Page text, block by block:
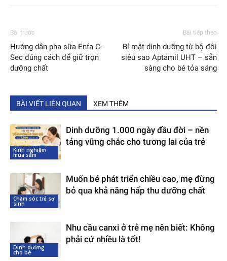
Bài trước
Hướng dẫn pha sữa Enfa C-
Sec đúng cách để giữ trọn
dưỡng chất
Bài tiếp theo
Bí mật dinh dưỡng từ bộ đôi
siêu sao Aptamil UHT – sẵn
sàng cho bé tỏa sáng
BÀI VIẾT LIÊN QUAN XEM THÊM
Kinh nghiệm
mua sắm
Dinh dưỡng 1.000 ngày đầu đời – nền
tảng vững chắc cho tương lai của trẻ
Chăm sóc trẻ sơ
sinh
Muốn bé phát triển chiều cao, mẹ đừng
bỏ qua khả năng hấp thu dưỡng chất
Dinh dưỡng
cho bé
Nhu cầu canxi ở trẻ mẹ nên biết: Không
phải cứ nhiều là tốt!